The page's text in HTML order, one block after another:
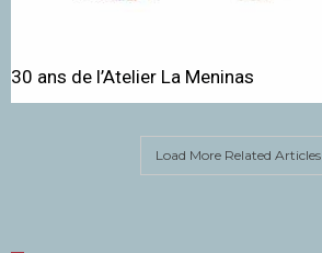
30 ans de l’Atelier La Meninas
Load More Related Articles